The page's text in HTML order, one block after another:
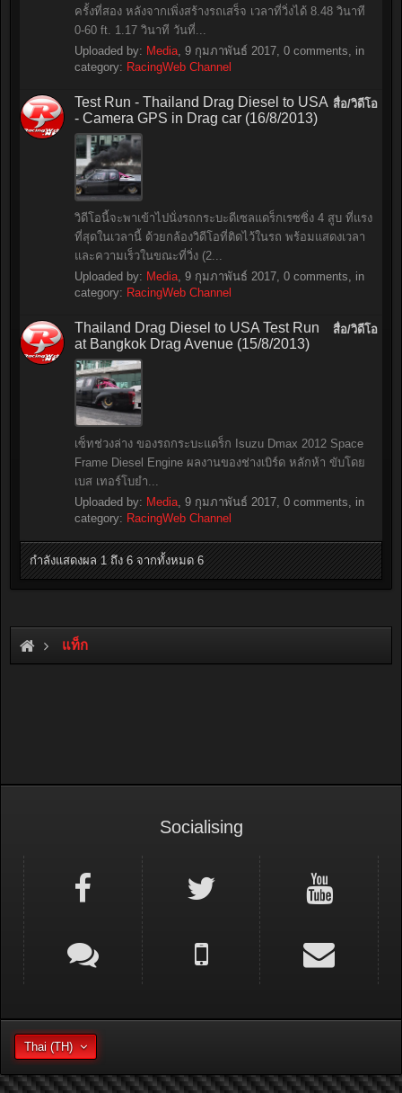
ครั้งที่สอง หลังจากเพิ่งสร้างรถเสร็จ เวลาที่วิ่งได้ 8.48 วินาที
0-60 ft. 1.17 วินาที วันที่...
Uploaded by: Media, 9 กุมภาพันธ์ 2017, 0 comments, in
category: RacingWeb Channel
สื่อ/วิดีโอ
Test Run - Thailand Drag Diesel to USA
- Camera GPS in Drag car (16/8/2013)
วิดีโอนี้จะพาเข้าไปนั่งรถกระบะดีเซลแดร็กเรซซิ่ง 4 สูบ ที่แรง
ที่สุดในเวลานี้ ด้วยกล้องวิดีโอที่ติดไว้ในรถ พร้อมแสดงเวลา
และความเร็วในขณะที่วิ่ง (2...
Uploaded by: Media, 9 กุมภาพันธ์ 2017, 0 comments, in
category: RacingWeb Channel
สื่อ/วิดีโอ
Thailand Drag Diesel to USA Test Run
at Bangkok Drag Avenue (15/8/2013)
เซ็ทช่วงล่าง ของรถกระบะแดร็ก Isuzu Dmax 2012 Space
Frame Diesel Engine ผลงานของช่างเบิร์ด หลักห้า ขับโดย
เบส เทอร์โบยำ...
Uploaded by: Media, 9 กุมภาพันธ์ 2017, 0 comments, in
category: RacingWeb Channel
กำลังแสดงผล 1 ถึง 6 จากทั้งหมด 6
แท็ก
Socialising
Thai (TH)